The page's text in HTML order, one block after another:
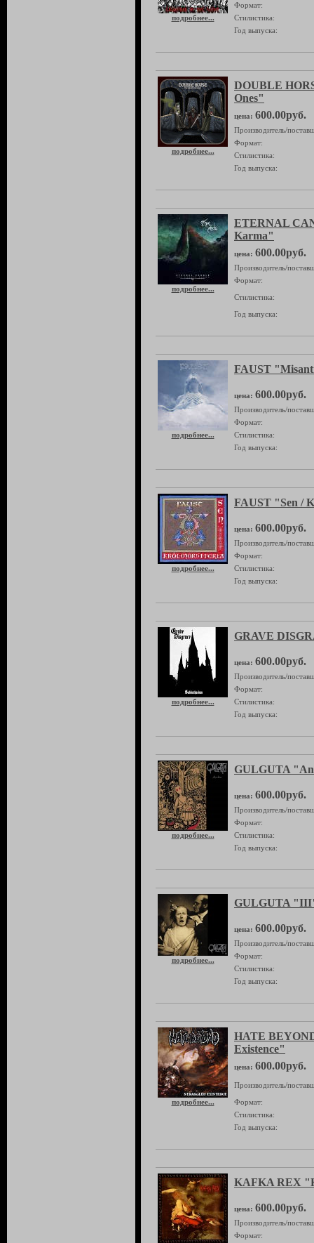
подробнее...
Формат:
Стилистика:
Год выпуска:
подробнее...
DOUBLE
Ones"
цена: 600.00руб.
Производитель/
Формат:
Стилистика:
Год выпуска:
подробнее...
ETERNAL
Karma"
цена: 600.00руб.
Производитель/
Формат:
Стилистика:
Год выпуска:
подробнее...
FAUST
цена: 600.00руб.
Производитель/
Формат:
Стилистика:
Год выпуска:
подробнее...
FAUST "Sen /
цена: 600.00руб.
Производитель/
Формат:
Стилистика:
Год выпуска:
подробнее...
GRAVE
цена: 600.00руб.
Производитель/
Формат:
Стилистика:
Год выпуска:
подробнее...
GULGUTA
цена: 600.00руб.
Производитель/
Формат:
Стилистика:
Год выпуска:
подробнее...
GULGUTA
цена: 600.00руб.
Производитель/
Формат:
Стилистика:
Год выпуска:
подробнее...
HATE
Existence"
цена: 600.00руб.
Производитель/
Формат:
Стилистика:
Год выпуска:
KAFKA REX
цена: 600.00руб.
Производитель/
Формат: